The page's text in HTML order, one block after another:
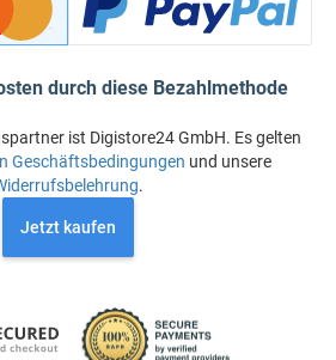
durch diese Bezahlmethode
ist Digistore24 GmbH. Es gelten
Geschäftsbedingungen und unsere
.
Jetzt kaufen